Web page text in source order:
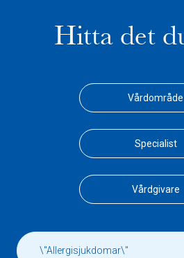
Hitta det
Vårdområde
Specialist
Vårdgivare